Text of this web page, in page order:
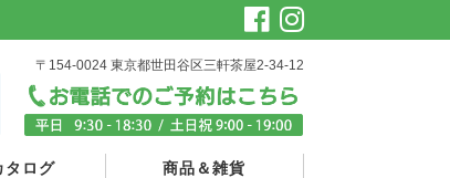
〒154-0024 東京都世田谷区三軒茶屋2-34-12
タログ 商品＆雑貨